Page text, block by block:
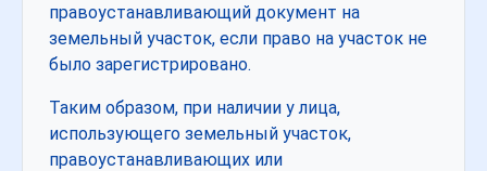
правоустанавливающий документ на
земельный участок, если право на участок не
было зарегистрировано.
Таким образом, при наличии у лица,
использующего земельный участок,
правоустанавливающих или